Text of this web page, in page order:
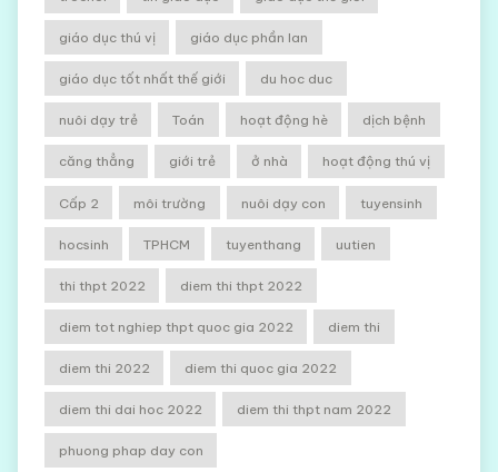
giáo dục thú vị giáo dục phần lan
giáo dục tốt nhất thế giới du hoc duc
nuôi dạy trẻ Toán hoạt động hè dịch bệnh
căng thẳng giới trẻ ở nhà hoạt động thú vị
Cấp 2 môi trường nuôi dạy con tuyensinh
hocsinh TPHCM tuyenthang uutien
thi thpt 2022 diem thi thpt 2022
diem tot nghiep thpt quoc gia 2022 diem thi
diem thi 2022 diem thi quoc gia 2022
diem thi dai hoc 2022 diem thi thpt nam 2022
phuong phap day con